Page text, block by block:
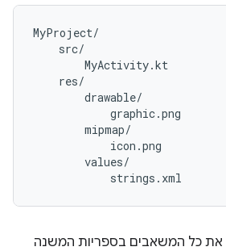
MyProject/
    src/
        MyActivity.kt
    res/
        drawable/
            graphic.png
        mipmap/
            icon.png
        values/
את כל המשאבים בספריות המשנה